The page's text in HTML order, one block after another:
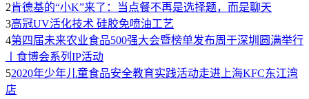
2肯德基的“小K”来了：当点餐不再是选择题，而是聊天
3高冠UV活化技术 硅胶免喷油工艺
4第四届未来农业食品500强大会暨榜单发布周于深圳圆满举行
丨食博会系列IP活动
52020年少年儿童食品安全教育实践活动走进上海KFC东江湾
店